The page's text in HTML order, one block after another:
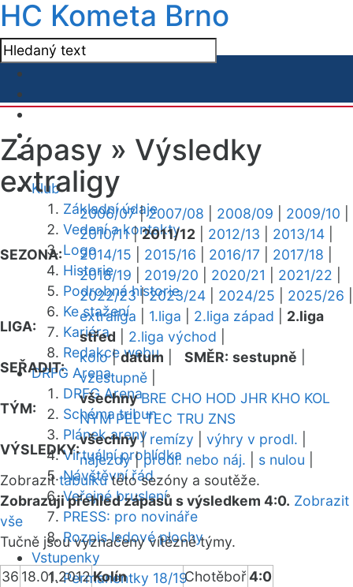
HC Kometa Brno
Klub
Základní údaje
Vedení a kontakty
Logo
Historie
Podrobná historie
Ke stažení
Kariéra
Redakce webu
DRFG Arena
DRFG Arena
Schéma tribun
Plánek areny
Virtuální prohlídka
Návštěvní řád
Veřejné bruslení
PRESS: pro novináře
Rozpis ledové plochy
Vstupenky
Permanentky 18/19
Zápasy » Výsledky
extraligy
SEZONA:
2006/07|2007/08 2008/09 2009/10
2010/11|2011/12 2012/13 2013/14
2014/15
2015/16 2016/17 2017/18
2018/19
2019/20 2020/21 2021/22
2022/23|2023/24 2024/25 2025/26
LIGA:
extraliga 1.liga 2.liga západ
2.liga
střed
2.liga východ
SEŘADIT:
kolo|datum SMĚR: sestupně
vzestupně
TÝM:
všechny BRE CHO HOD JHR KHO KOL
NYM PEL TEC TRU ZNS
VÝSLEDKY:
všechny| remízy výhry v prodl.
nájezdy|prodl. nebo náj. s nulou
Zobrazittabulkutéto sezóny a soutěže.
Zobrazuji přehled zápasů s výsledkem 4:0. Zobrazit
vše
Tučně jsou vyznačeny vítězné týmy.
36 18.01.2012Kolín Chotěboř4:0